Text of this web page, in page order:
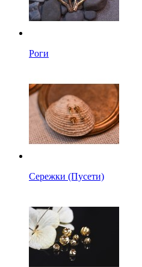
Роги
Сережки (Пусети)